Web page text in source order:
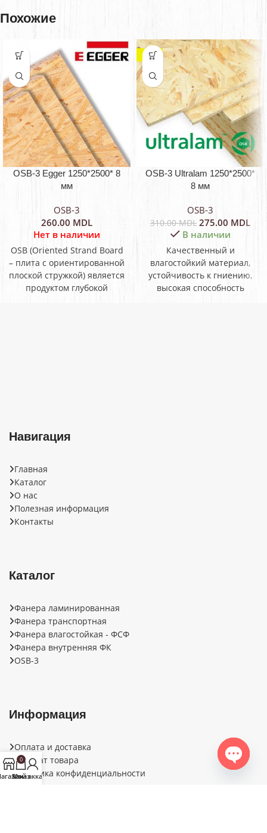
Похожие
OSB-3 Egger 1250*2500* 8
мм
OSB-3
260.00 MDL
Нет в наличии
OSB (Oriented Strand Board
– плита с ориентированной
плоской стружкой) является
продуктом глубокой
-11%
OSB-3 Ultralam 1250*2500*
8 мм
OSB-3
310.00MDL 275.00 MDL
В наличии
Качественный и
влагостойкий материал,
устойчивость к гниению,
высокая способность
Навигация
Главная
Каталог
О нас
Полезная информация
Контакты
Каталог
Фанера ламинированная
Фанера транспортная
Фанера влагостойкая - ФСФ
Фанера внутренняя ФК
OSB-3
Информация
Оплата и доставка
Возврат товара
Политика конфиденциальности
0
Заказ
Мой аккаунт